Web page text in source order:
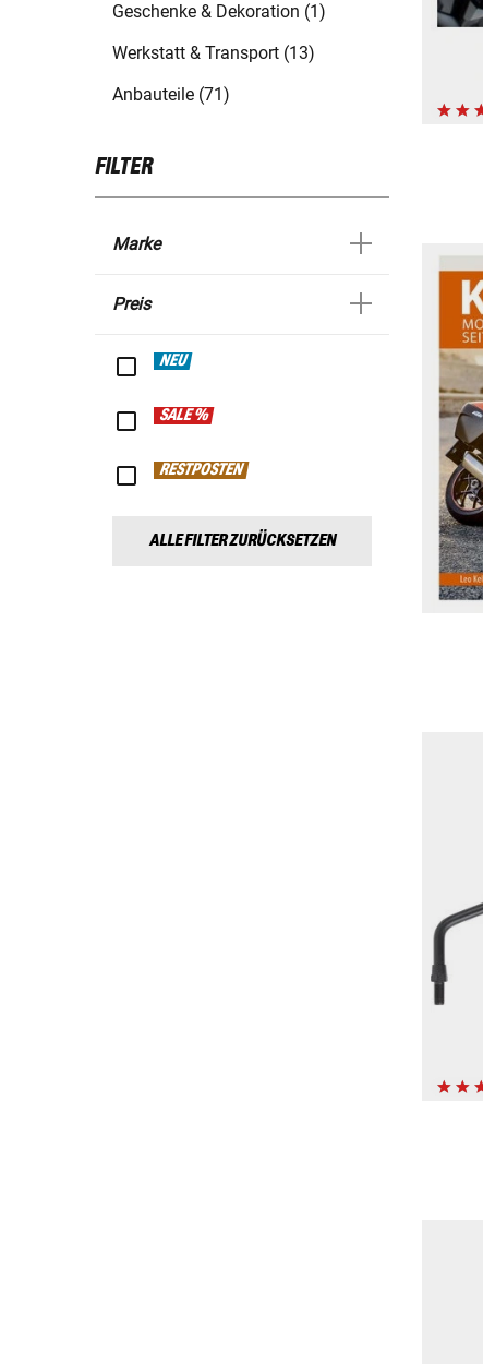
Geschenke & Dekoration (1)
Werkstatt & Transport (13)
Anbauteile (71)
FILTER
Marke
Preis
NEU
SALE %
RESTPOSTEN
ALLE FILTER ZURÜCKSETZEN